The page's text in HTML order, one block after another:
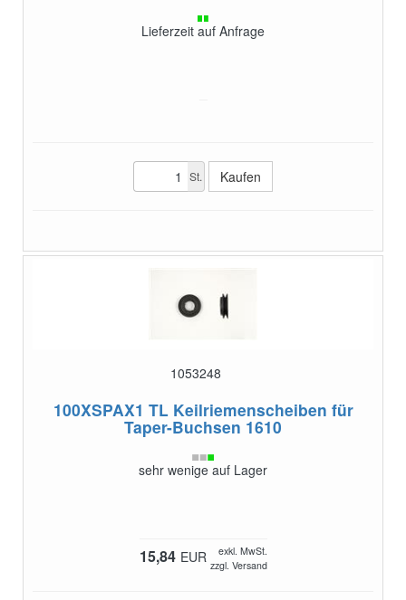
Lieferzeit auf Anfrage
St.
1053248
100XSPAX1 TL Keilriemenscheiben für
Taper-Buchsen 1610
sehr wenige auf Lager
15,84 EUR
exkl. MwSt.
zzgl. Versand